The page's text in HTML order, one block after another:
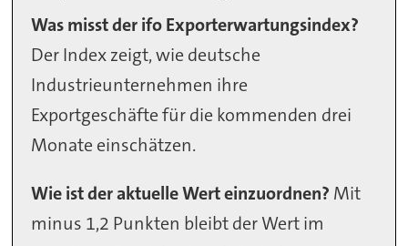
Was misst der ifo Exporterwartungsindex?
Der Index zeigt, wie deutsche
Industrieunternehmen ihre
Exportgeschäfte für die kommenden drei
Monate einschätzen.
Wie ist der aktuelle Wert einzuordnen? Mit
minus 1,2 Punkten bleibt der Wert im